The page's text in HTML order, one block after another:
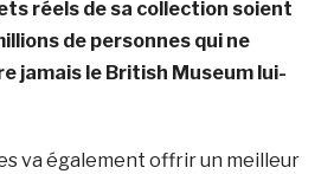
réels de sa collection soient
de personnes qui ne
jamais le British Museum lui-
va également offrir un meilleur